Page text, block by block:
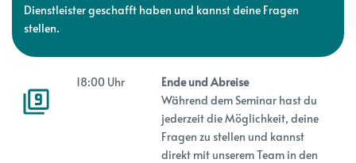
Dienstleister geschafft haben und kannst deine Fragen
stellen.
18:00 Uhr
Ende und Abreise
Während dem Seminar hast du
jederzeit die Möglichkeit, deine
Fragen zu stellen und kannst
direkt mit unserem Team in den